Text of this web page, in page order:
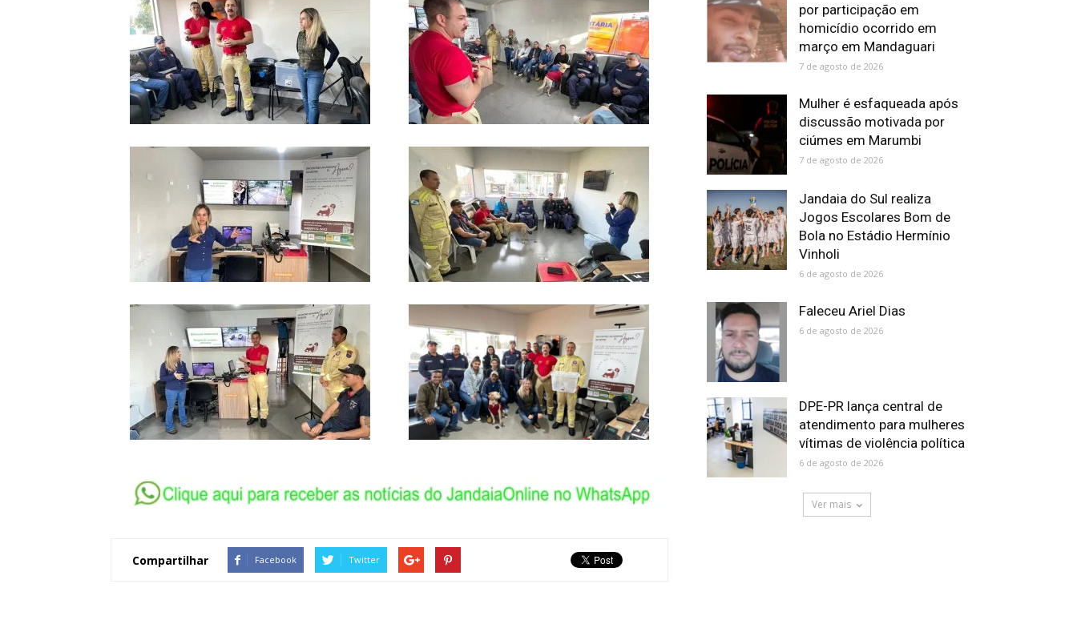
Compartilhar Facebook Twitter
por participação em
homicídio ocorrido em
março em Mandaguari
7 de agosto de 2026
Mulher é esfaqueada após
discussão motivada por
ciúmes em Marumbi
7 de agosto de 2026
Jandaia do Sul realiza
Jogos Escolares Bom de
Bola no Estádio Hermínio
Vinholi
6 de agosto de 2026
Faleceu Ariel Dias
6 de agosto de 2026
DPE-PR lança central de
atendimento para mulheres
vítimas de violência política
6 de agosto de 2026
Ver mais